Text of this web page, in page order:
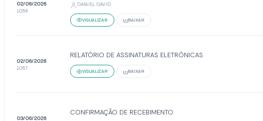
02/06/2026
10:54
DANIEL DAVID
VISUALIZAR BAIXAR
02/06/2026
10:57
RELATÓRIO DE ASSINATURAS ELETRÔNICAS
VISUALIZAR BAIXAR
03/06/2026
CONFIRMAÇÃO DE RECEBIMENTO